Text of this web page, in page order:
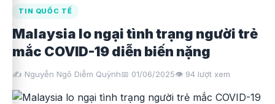
TIN QUỐC TẾ
Malaysia lo ngại tình trạng người trẻ
mắc COVID-19 diễn biến nặng
✍️ Nguyễn Ngô Diễm Quỳnh📅 01/06/2025👁️ 94 lượt xem